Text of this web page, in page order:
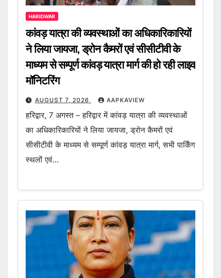
HARIDWAR
कांवड़ यात्रा की व्यवस्थाओं का अधिकारिकारियों
ने लिया जायजा, ड्रोन कैमरों एवं सीसीटीवी के
माध्यम से सम्पूर्ण कांवड़ यात्रा मार्ग की हो रही लाइव
मॉनिटरिंग
AUGUST 7, 2026 AAPKAVIEW
हरिद्वार, 7 अगस्त – हरिद्वार में कांवड़ यात्रा की व्यवस्थाओं
का अधिकारिकारियों ने लिया जायजा, ड्रोन कैमरों एवं
सीसीटीवी के माध्यम से सम्पूर्ण कांवड़ यात्रा मार्ग, सभी पार्किंग
स्थलों एवं…